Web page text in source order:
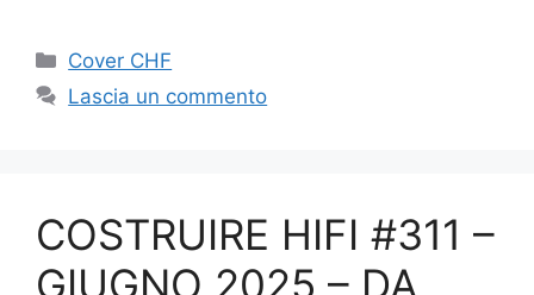
Categorie
Cover CHF
Lascia un commento
COSTRUIRE HIFI #311 –
GIUGNO 2025 – DA